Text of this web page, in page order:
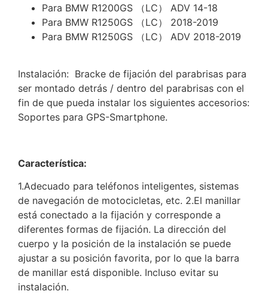
Para BMW R1200GS （LC） ADV 14-18
Para BMW R1250GS （LC） 2018-2019
Para BMW R1250GS （LC） ADV 2018-2019
Instalación: Bracke de fijación del parabrisas para
ser montado detrás / dentro del parabrisas con el
fin de que pueda instalar los siguientes accesorios:
Soportes para GPS-Smartphone.
Característica:
1.Adecuado para teléfonos inteligentes, sistemas
de navegación de motocicletas, etc. 2.El manillar
está conectado a la fijación y corresponde a
diferentes formas de fijación. La dirección del
cuerpo y la posición de la instalación se puede
ajustar a su posición favorita, por lo que la barra
de manillar está disponible. Incluso evitar su
instalación.